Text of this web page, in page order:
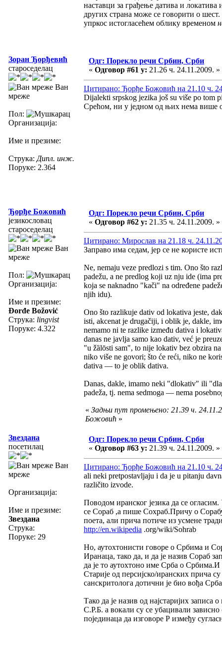
наставци за грађење датива и локатива
других страна може се говорити о
упркос истогласећем облику временом
Зоран Ђорђевић
староседелац
Ван
мреже
Пол:
Организација:
Име и презиме:
Струка: Дипл. инж.
Поруке: 2.364
Одг: Порекло речи Србин, Срби
« Одговор #61 у: 21.26 ч. 24.11.2009. »
Цитирано: Ђорђе Божовић на 21.10 ч.
Dijalekti srpskog jezika još su više po tom
Срећом, ни у једном од њих нема више
Ђорђе Божовић
језикословац
староседелац
Ван
мреже
Пол:
Организација:
Име и презиме:
Đorđe Božović
Струка: lingvist
Поруке: 4.322
Одг: Порекло речи Србин, Срби
« Одговор #62 у: 21.35 ч. 24.11.2009. »
Цитирано: Мирослав на 21.18 ч.
Заправо има седам, јер се не користе
Ne, nemaju veze predlozi s tim. Ono što
padežu, a ne predlog koji uz nju ide (ima
koja se naknadno "kači" na određene
njih idu).
Ono što razlikuje dativ od lokativa jeste,
isti, akcenat je drugačiji, i oblik je, dakle,
nemamo ni te razlike između dativa i
danas ne javlja samo kao dativ, već je
"u žȁlōsti sam", to nije lokativ bez obzira
niko više ne govori; što će reći, niko ne
dativa — to je oblik dativa.
Danas, dakle, imamo neki "dlokativ" ili
padeža, tj. nema sedmoga — nema
« Задњи пут промењено: 21.39 ч.
Божовић »
Звездана
посетилац
Ван
мреже
Организација:
Име и презиме:
Звездана
Струка:
Поруке: 29
Одг: Порекло речи Србин, Срби
« Одговор #63 у: 21.39 ч. 24.11.2009. »
Цитирано: Ђорђе Божовић на 21.10 ч.
ali neki pretpostavljaju i da je u pitanju
različito izvode.
Поводом иранског језика да се
се Сораб ,а пише Сохраб.Причу о
поета, али прича потиче из усмене
http://en.wikipedia .org/wiki/Sohrab
Но, аутохтонисти говоре о Србима и
Иранаца, тако да, и да је назив Сораб
да је то аутохтоно име Срба о Србима.И
Старије од персијско/иранских прича
санскритолога дотични је био вођа
Тако да је назив од најстаријих
С.Р.Б. а вокали су се убацивали
појединаца да изговоре Р између